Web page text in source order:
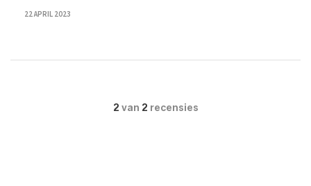
22 APRIL 2023
2 van 2 recensies